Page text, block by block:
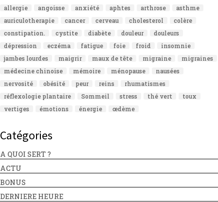
allergie angoisse anxiété aphtes arthrose
asthme
auriculotherapie
cancer cerveau cholesterol
colère
constipation.
cystite diabète douleur
douleurs
dépression
eczéma fatigue foie froid
insomnie
jambes lourdes
maigrir maux de tête migraine
migraines
médecine chinoise
mémoire ménopause
nausées
nervosité
obésité peur reins
rhumatismes
réflexologie plantaire
Sommeil stress thé vert
toux
vertiges
émotions énergie œdème
Catégories
A QUOI SERT ?
ACTU
BONUS
DERNIERE HEURE